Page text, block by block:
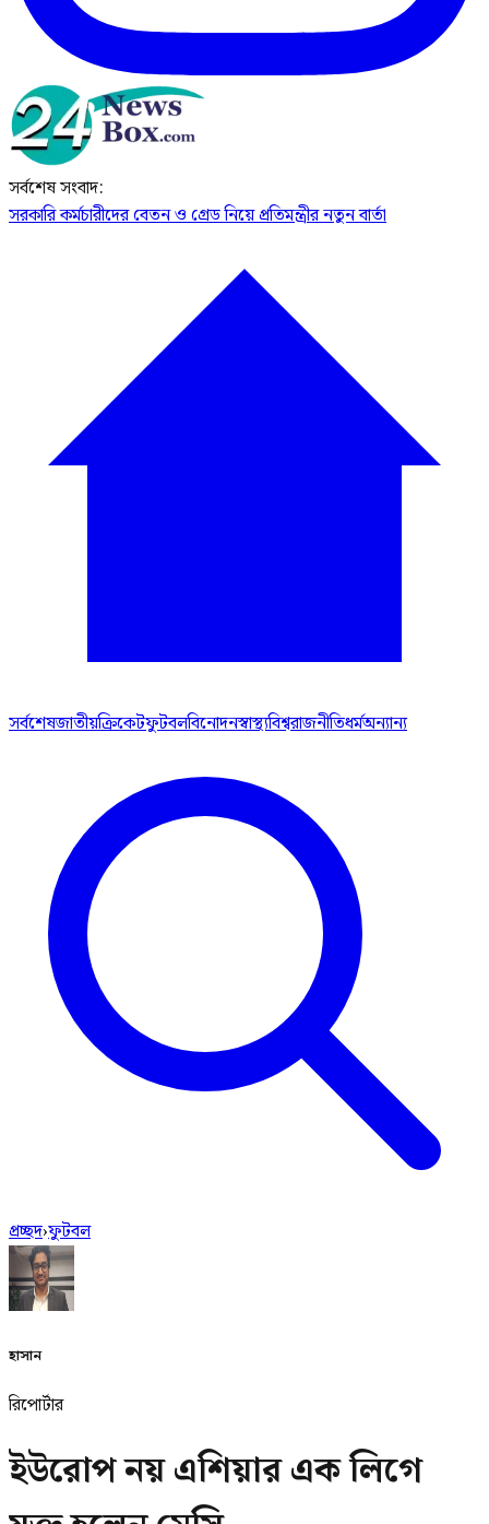
সর্বশেষ সংবাদ:
সরকারি কর্মচারীদের বেতন ও গ্রেড নিয়ে প্রতিমন্ত্রীর নতুন বার্তা
সর্বশেষজাতীয়ক্রিকেটফুটবলবিনোদনস্বাস্থ্যবিশ্বরাজনীতিধর্মঅন্যান্য
প্রচ্ছদ›ফুটবল
হাসান
রিপোর্টার
ইউরোপ নয় এশিয়ার এক লিগে